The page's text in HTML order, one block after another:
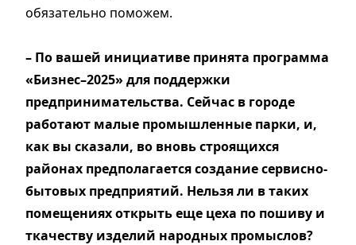
обязательно поможем.
– По вашей инициативе принята программа
«Бизнес–2025» для поддержки
предпринимательства. Сейчас в городе
работают малые промышленные парки, и,
как вы сказали, во вновь строящихся
районах предполагается создание сервисно-
бытовых предприятий. Нельзя ли в таких
помещениях открыть еще цеха по пошиву и
ткачеству изделий народных промыслов?